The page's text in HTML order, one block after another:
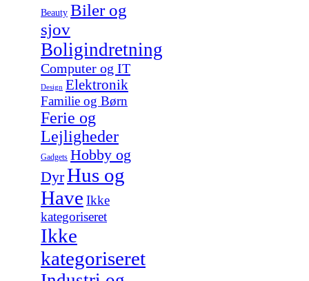
Beauty Biler og
sjov
Boligindretning
Computer og IT
Design Elektronik
Familie og Børn
Ferie og
Lejligheder
Gadgets Hobby og
DyrHus og
Have Ikke
kategoriseret
Ikke
kategoriseret